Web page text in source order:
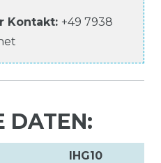
Kontakt: +49 7938
DATEN:
IHG10